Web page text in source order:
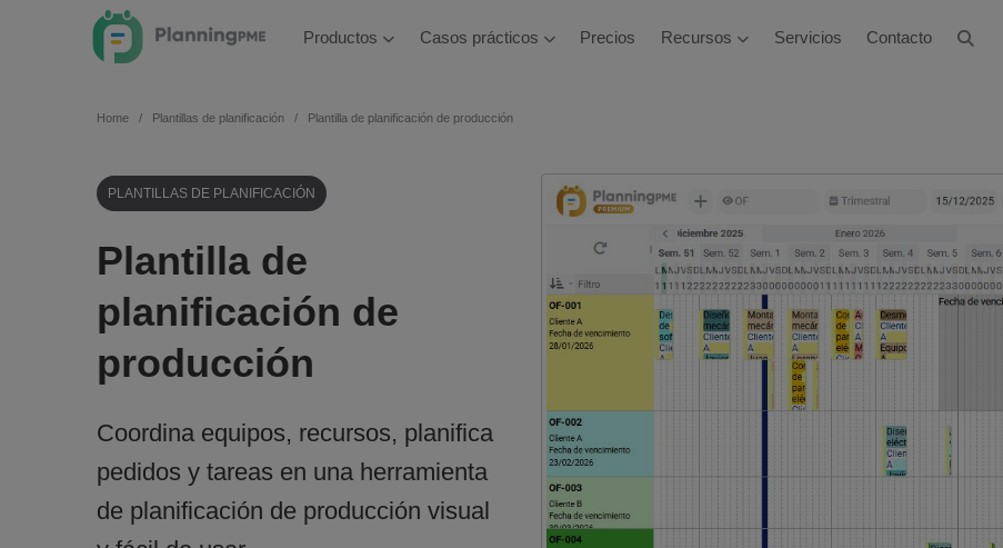
Productos Casos prácticos Precios Recursos Servicios Contacto
Home Plantillas de planificación Plantilla de planificación de producción
PLANTILLAS DE PLANIFICACIÓN
Plantilla de
planificación de
producción
Coordina equipos, recursos, planifica
pedidos y tareas en una herramienta
de planificación de producción visual